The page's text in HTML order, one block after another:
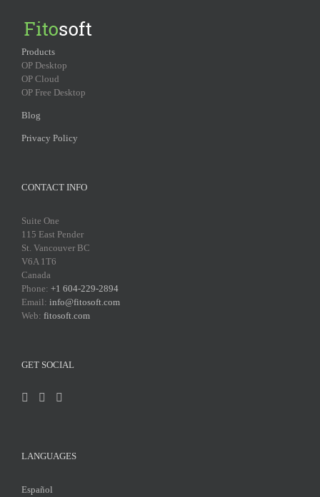
Products
OP Desktop
OP Cloud
OP Free Desktop
Blog
Privacy Policy
CONTACT INFO
Suite One
115 East Pender
St. Vancouver BC
V6A 1T6
Canada
Phone: +1 604-229-2894
Email: info@fitosoft.com
Web: fitosoft.com
GET SOCIAL
LANGUAGES
Español